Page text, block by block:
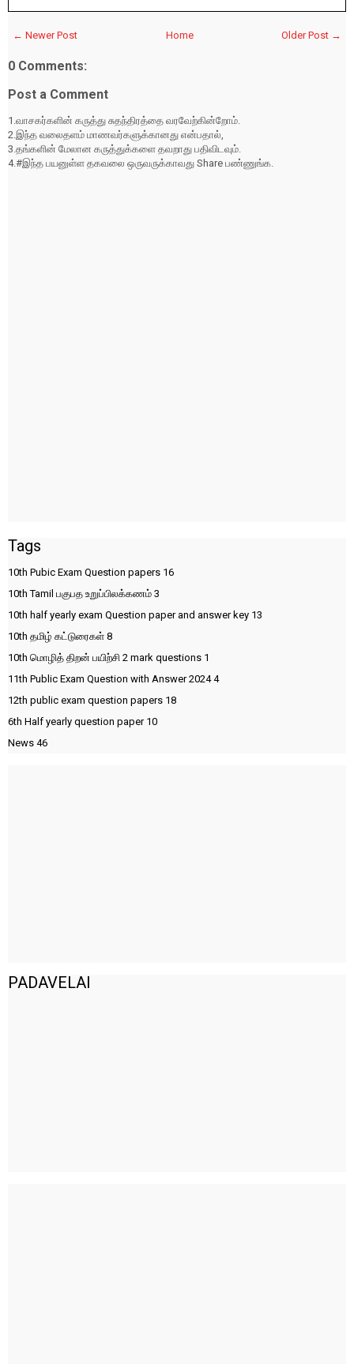
← Newer Post Older Post →
Home
0 Comments:
Post a Comment
1.வாசகர்களின் கருத்து சுதந்திரத்தை வரவேற்கின்றோம்.
2.இந்த வலைதளம் மாணவர்களுக்கானது என்பதால்,
3.தங்களின் மேலான கருத்துக்களை தவறாது பதிவிடவும்.
4.#இந்த பயனுள்ள தகவலை ஒருவருக்காவது Share பண்ணுங்க.
Tags
10th Pubic Exam Question papers 16
10th Tamil பகுபத உறுப்பிலக்கணம் 3
10th half yearly exam Question paper and answer key 13
10th தமிழ் கட்டுரைகள் 8
10th மொழித் திறன் பயிற்சி 2 mark questions 1
11th Public Exam Question with Answer 20244
12th public exam question papers 18
6th Half yearly question paper 10
News 46
PADAVELAI